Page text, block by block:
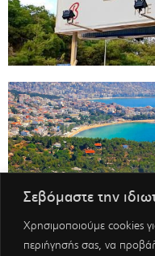
Σεβόμαστε την
Χρησιμοποιούμε cookies
περιήγησής σας, να